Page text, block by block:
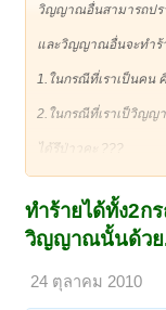
วิญญาณอื่นสามารถปร
และวิญญาณอื่นจะทำร้
1.ในกรณีที่เราเป็นคน
2.ในกรณีที่เราเป็วิญญ
ได้รึป่าวคะ ???
ทำร้ายได้ทั้ง2ก
วิญญาณนั้นด้วย
24 ตุลาคม 2010